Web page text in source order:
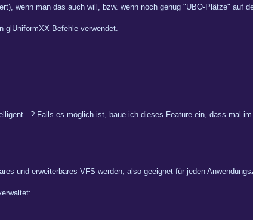
wenn man das auch will, bzw. wenn noch genug "UBO-Plätze" auf
glUniformXX-Befehle verwendet.
Falls es möglich ist, baue ich dieses Feature ein, dass mal
und erweiterbares VFS werden, also geeignet für jeden